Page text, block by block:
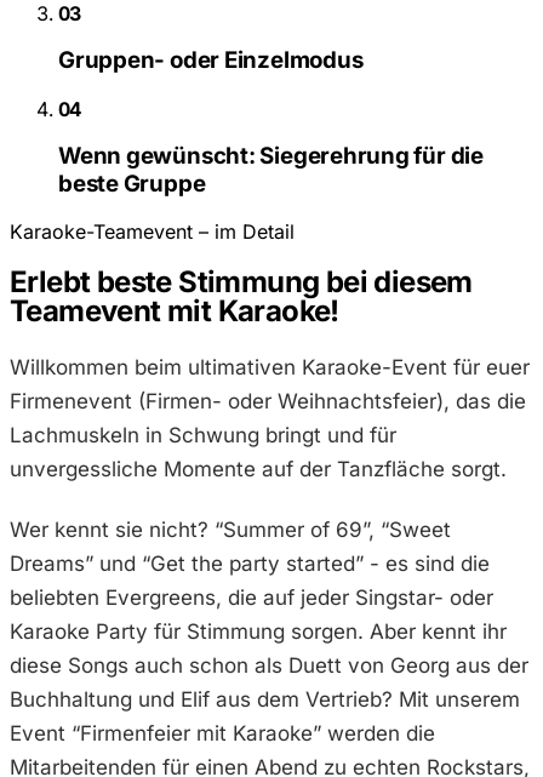
03
Gruppen- oder Einzelmodus
04
Wenn gewünscht: Siegerehrung für die
beste Gruppe
Karaoke-Teamevent – im Detail
Erlebt beste Stimmung bei diesem
Teamevent mit Karaoke!
Willkommen beim ultimativen Karaoke-Event für euer
Firmenevent (Firmen- oder Weihnachtsfeier), das die
Lachmuskeln in Schwung bringt und für
unvergessliche Momente auf der Tanzfläche sorgt.
Wer kennt sie nicht? “Summer of 69”, “Sweet
Dreams” und “Get the party started” - es sind die
beliebten Evergreens, die auf jeder Singstar- oder
Karaoke Party für Stimmung sorgen. Aber kennt ihr
diese Songs auch schon als Duett von Georg aus der
Buchhaltung und Elif aus dem Vertrieb? Mit unserem
Event “Firmenfeier mit Karaoke” werden die
Mitarbeitenden für einen Abend zu echten Rockstars,